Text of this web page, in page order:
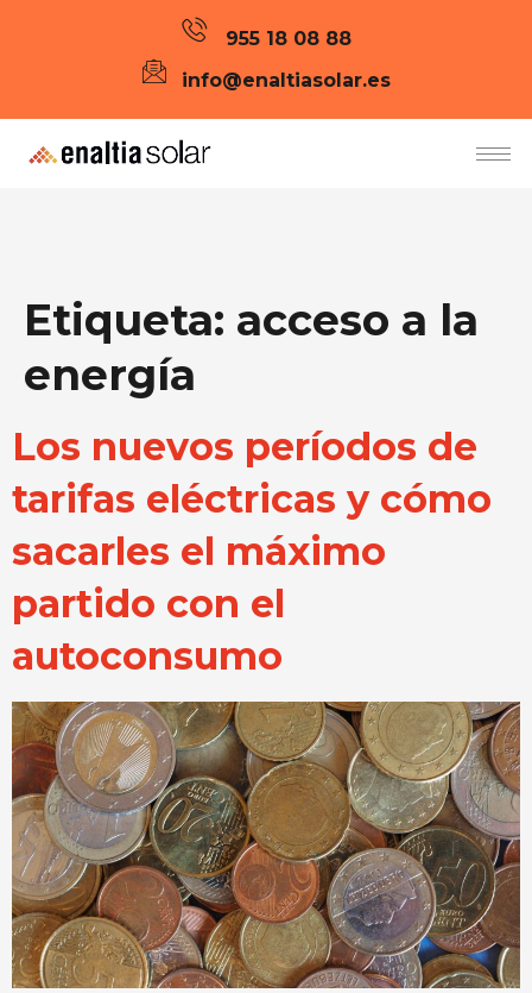
955 18 08 88
info@enaltiasolar.es
Etiqueta: acceso a la
energía
Los nuevos períodos de
tarifas eléctricas y cómo
sacarles el máximo
partido con el
autoconsumo